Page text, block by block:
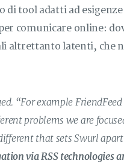
di tool adatti ad
comunicare online:
altrettanto latenti, che
“For example
problems we are
that sets Swurl
via RSS technologies